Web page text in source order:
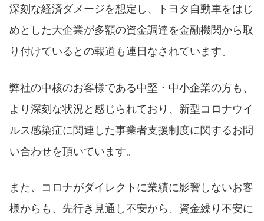
深刻な経済ダメージを想定し、トヨタ自動車をはじ
めとした大企業が多額の資金調達を金融機関から取
り付けているとの報道も連日なされています。
弊社の中核のお客様である中堅・中小企業の方も、
より深刻な状況と感じられており、新型コロナウイ
ルス感染症に関連した事業者支援制度に関するお問
い合わせを頂いています。
また、コロナがダイレクトに業績に影響しないお客
様からも、先行き見通し不安から、資金繰り不安に